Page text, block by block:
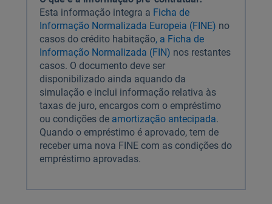
Esta informação integra a Ficha de
Informação Normalizada Europeia (FINE) no
casos do crédito habitação, a Ficha de
Informação Normalizada (FIN) nos restantes
casos. O documento deve ser
disponibilizado ainda aquando da
simulação e inclui informação relativa às
taxas de juro, encargos com o empréstimo
ou condições de amortização antecipada.
Quando o empréstimo é aprovado, tem de
receber uma nova FINE com as condições do
empréstimo aprovadas.